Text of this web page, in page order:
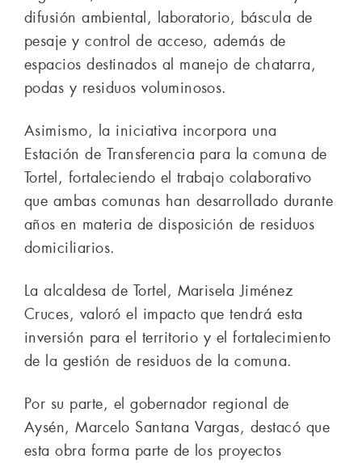
difusión ambiental, laboratorio, báscula de
pesaje y control de acceso, además de
espacios destinados al manejo de chatarra,
podas y residuos voluminosos.
Asimismo, la iniciativa incorpora una
Estación de Transferencia para la comuna de
Tortel, fortaleciendo el trabajo colaborativo
que ambas comunas han desarrollado durante
años en materia de disposición de residuos
domiciliarios.
La alcaldesa de Tortel, Marisela Jiménez
Cruces, valoró el impacto que tendrá esta
inversión para el territorio y el fortalecimiento
de la gestión de residuos de la comuna.
Por su parte, el gobernador regional de
Aysén, Marcelo Santana Vargas, destacó que
esta obra forma parte de los proyectos